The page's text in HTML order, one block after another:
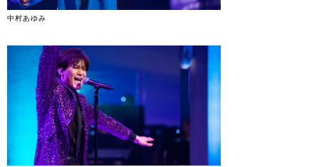
中村あゆみ